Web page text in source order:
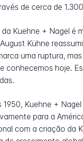
de cerca de
da Kuehne + Nagel é
August Kühne
uma ruptura,
conhecemos hoje.
1950, Kuehne +
para a
com a criação da